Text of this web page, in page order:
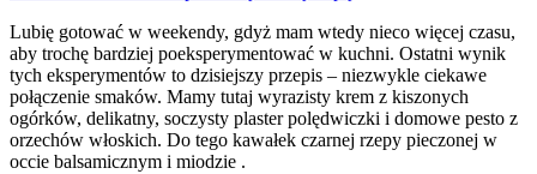
Lubię gotować w weekendy, gdyż mam wtedy nieco więcej czasu,
aby trochę bardziej poeksperymentować w kuchni. Ostatni wynik
tych eksperymentów to dzisiejszy przepis – niezwykle ciekawe
połączenie smaków. Mamy tutaj wyrazisty krem z kiszonych
ogórków, delikatny, soczysty plaster polędwiczki i domowe pesto z
orzechów włoskich. Do tego kawałek czarnej rzepy pieczonej w
occie balsamicznym i miodzie .